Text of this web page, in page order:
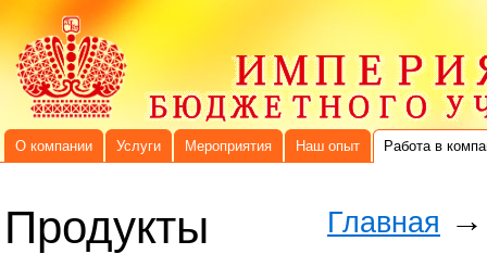
О компании Услуги Мероприятия Наш опыт Работа в
Продукты Главная →